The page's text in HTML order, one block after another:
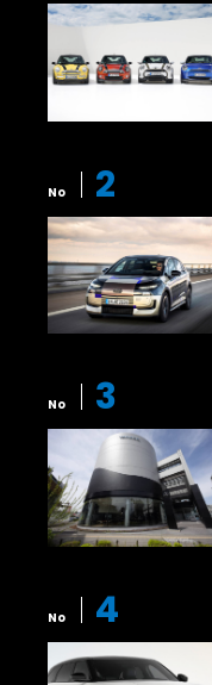
No 2
No 3
No 4